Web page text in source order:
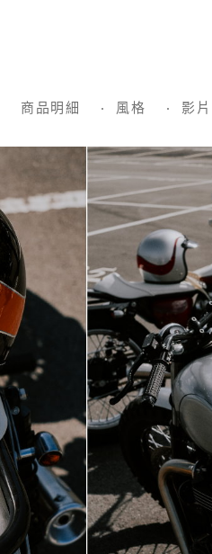
商品明細 風格 影片